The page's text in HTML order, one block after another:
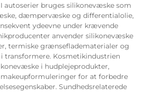
autoserier bruges silikonevæske som
dæmpervæske og differentialolie,
ydeevne under krævende
anvender silikonevæske
termiske grænsefladematerialer og
i transformere. Kosmetikindustrien
i hudplejeprodukter,
for at forbedre
Sundhedsrelaterede